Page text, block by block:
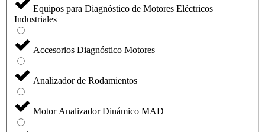
Equipos para Diagnóstico de Motores Eléctricos
Industriales
Accesorios Diagnóstico Motores
Analizador de Rodamientos
Motor Analizador Dinámico MAD